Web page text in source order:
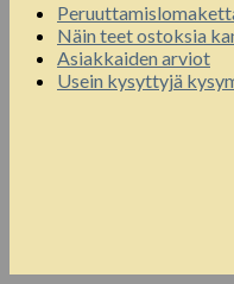
Näin teet ostoksia
Asiakkaiden arviot
Usein kysyttyjä